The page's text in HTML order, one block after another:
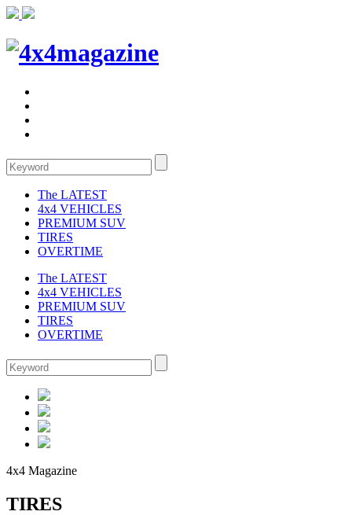
The LATEST
4x4 VEHICLES
PREMIUM SUV
TIRES
OVERTIME
The LATEST
4x4 VEHICLES
PREMIUM SUV
TIRES
OVERTIME
4x4 Magazine
TIRES